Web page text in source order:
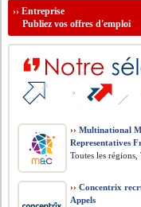
››Entreprise
Publiez vos offres d'emploi
›› Multinational
Representatives
Toutes les régions,
›› Concentrix
Appels